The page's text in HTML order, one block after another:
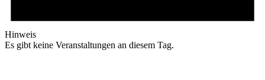
Hinweis
Es gibt keine Veranstaltungen an diesem Tag.